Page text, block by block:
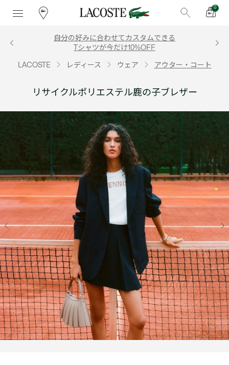
0
自分の好みに合わせてカスタムできる
Tシャツが今だけ10%OFF
LACOSTE レディース ウェア アウター・コート
リサイクルポリエステル鹿の子ブレザー